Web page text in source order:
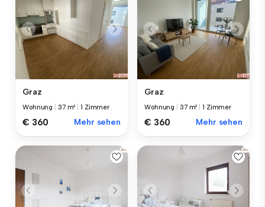
Graz
Wohnung 37 m² |1 Zimmer
€ 360 Mehr sehen
Graz
Wohnung 37 m² |1 Zimmer
€ 360 Mehr sehen